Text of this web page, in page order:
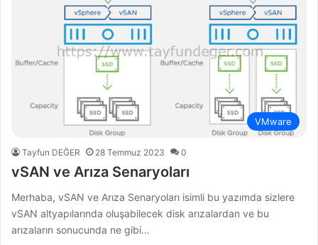
VMware
Tayfun DEĞER 28 Temmuz 2023 0
vSAN ve Arıza Senaryoları
Merhaba, vSAN ve Arıza Senaryoları isimli bu yazımda sizlere
vSAN altyapılarında oluşabilecek disk arızalardan ve bu
arızaların sonucunda ne gibi…